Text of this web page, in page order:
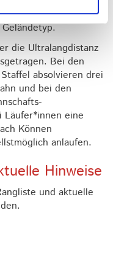
bei 75 bis 90 min.
die Ultralangdistanz
Bei den
absolvieren drei
und bei den
Läufer*innen eine
Können
anlaufen.
Hinweise
und aktuelle